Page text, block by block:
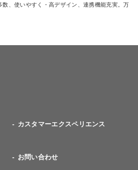
、使いやすく・高デザイン、連携機能充実。万
カスタマーエクスペリエンス
お問い合わせ